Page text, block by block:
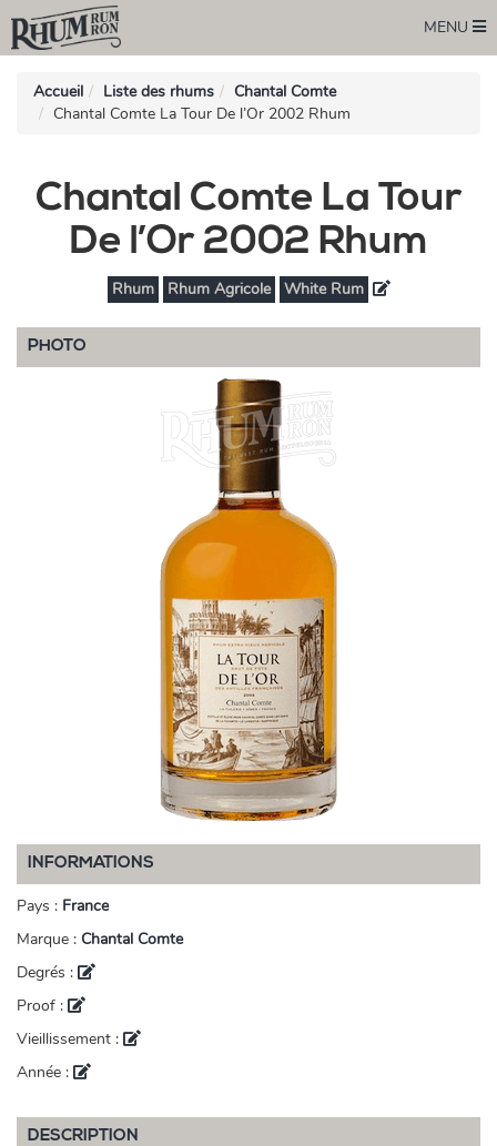
MENU
Accueil Liste des rhums
Chantal Comte
Chantal Comte La Tour De l’Or 2002 Rhum
Chantal Comte La Tour
De l’Or 2002 Rhum
Rhum Rhum Agricole White Rum
PHOTO
INFORMATIONS
Pays : France
Marque : Chantal Comte
Degrés :
Proof :
Vieillissement :
Année :
DESCRIPTION